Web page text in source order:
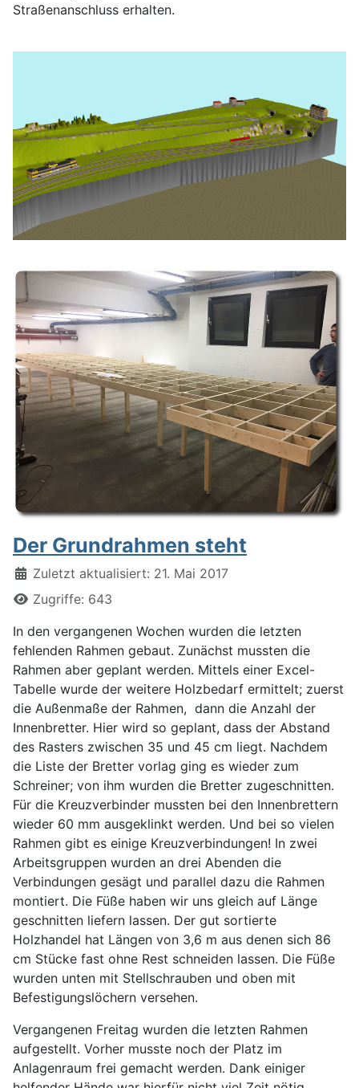
Straßenanschluss erhalten.
Der Grundrahmen steht
DetailsZuletzt aktualisiert: 21. Mai 2017
Zugriffe: 643
In den vergangenen Wochen wurden die letzten
fehlenden Rahmen gebaut. Zunächst mussten die
Rahmen aber geplant werden. Mittels einer Excel-
Tabelle wurde der weitere Holzbedarf ermittelt; zuerst
die Außenmaße der Rahmen, dann die Anzahl der
Innenbretter. Hier wird so geplant, dass der Abstand
des Rasters zwischen 35 und 45 cm liegt. Nachdem
die Liste der Bretter vorlag ging es wieder zum
Schreiner; von ihm wurden die Bretter zugeschnitten.
Für die Kreuzverbinder mussten bei den Innenbrettern
wieder 60 mm ausgeklinkt werden. Und bei so vielen
Rahmen gibt es einige Kreuzverbindungen! In zwei
Arbeitsgruppen wurden an drei Abenden die
Verbindungen gesägt und parallel dazu die Rahmen
montiert. Die Füße haben wir uns gleich auf Länge
geschnitten liefern lassen. Der gut sortierte
Holzhandel hat Längen von 3,6 m aus denen sich 86
cm Stücke fast ohne Rest schneiden lassen. Die Füße
wurden unten mit Stellschrauben und oben mit
Befestigungslöchern versehen.
Vergangenen Freitag wurden die letzten Rahmen
aufgestellt. Vorher musste noch der Platz im
Anlagenraum frei gemacht werden. Dank einiger